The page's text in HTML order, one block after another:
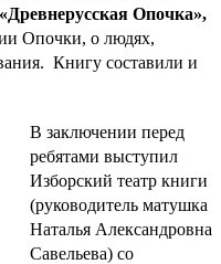
«Древнерусская Опочка»,
Опочки, о людях,
Книгу составили и
В заключении перед
ребятами выступил
Изборский театр книги
(руководитель матушка
Наталья Александровна
Савельева) со